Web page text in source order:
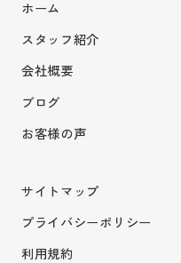
ホーム
スタッフ紹介
会社概要
ブログ
お客様の声
サイトマップ
プライバシーポリシー
利用規約